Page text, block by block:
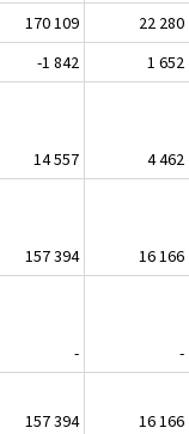
170 109
22 280
-1 842
1 652
14 557
4 462
157 394
16 166
-
-
157 394 16 166